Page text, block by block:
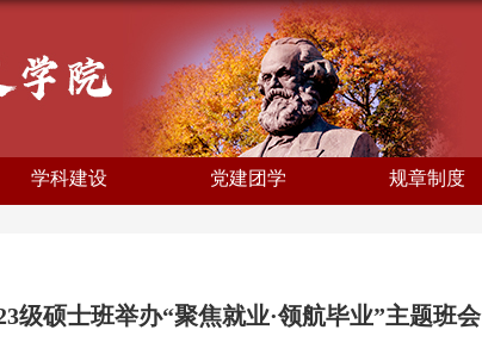
学科建设 党建团学 规章制度
级硕士班举办“聚焦就业·领航毕业”主题班会